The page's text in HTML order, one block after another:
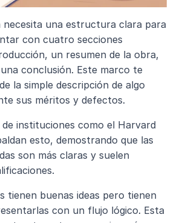
necesita una estructura clara para
con cuatro secciones
un resumen de la obra,
conclusión. Este marco te
la simple descripción de algo
sus méritos y defectos.
de instituciones como el Harvard
esto, demostrando que las
son más claras y suelen
tienen buenas ideas pero tienen
con un flujo lógico. Esta